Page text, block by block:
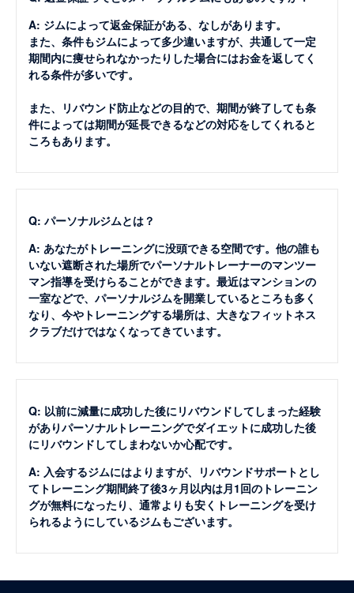
A: ジムによって返金保証がある、なしがあります。
また、条件もジムによって多少違いますが、共通して一定
期間内に痩せられなかったりした場合にはお金を返してく
れる条件が多いです。
また、リバウンド防止などの目的で、期間が終了しても条
件によっては期間が延長できるなどの対応をしてくれると
ころもあります。
Q: パーソナルジムとは？
A: あなたがトレーニングに没頭できる空間です。他の誰も
いない遮断された場所でパーソナルトレーナーのマンツー
マン指導を受けらることができます。最近はマンションの
一室などで、パーソナルジムを開業しているところも多く
なり、今やトレーニングする場所は、大きなフィットネス
クラブだけではなくなってきています。
Q: 以前に減量に成功した後にリバウンドしてしまった経験
がありパーソナルトレーニングでダイエットに成功した後
にリバウンドしてしまわないか心配です。
A: 入会するジムにはよりますが、リバウンドサポートとし
てトレーニング期間終了後3ヶ月以内は月1回のトレーニン
グが無料になったり、通常よりも安くトレーニングを受け
られるようにしているジムもございます。